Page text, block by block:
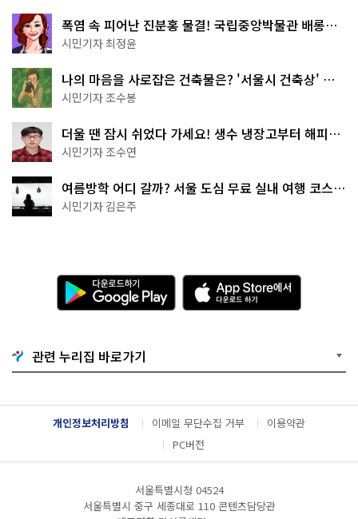
폭염 속 피어난 진분홍 물결! 국립중앙박물관 배롱나
무 명소
시민기자 최정윤
나의 마음을 사로잡은 건축물은? '서울시 건축상' 수
상작 공개!
시민기자 조수봉
더울 땐 잠시 쉬었다 가세요! 생수 냉장고부터 해피소
·무더위쉼터까지
시민기자 조수연
여름방학 어디 갈까? 서울 도심 무료 실내 여행 코스
추천
시민기자 김은주
다
운
로
기
G
o
g
l
e
A
p
p
e
서
다
운
관련 누리집 바로가기
개인정보처리방침 이메일 무단수집 거부
이용약관
PC버전
서울특별시청 04524
서울특별시 중구 세종대로 110 콘텐츠담당관